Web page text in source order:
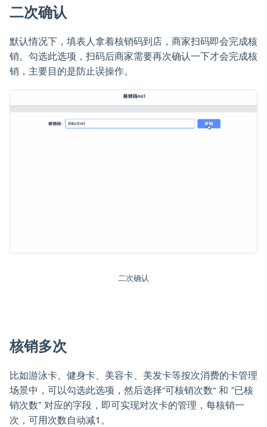
二次确认
默认情况下，填表人拿着核销码到店，商家扫码即会完成核
销。勾选此选项，扫码后商家需要再次确认一下才会完成核
销，主要目的是防止误操作。
二次确认
核销多次
比如游泳卡、健身卡、美容卡、美发卡等按次消费的卡管理
场景中，可以勾选此选项，然后选择“可核销次数“ 和 ”已核
销次数” 对应的字段，即可实现对次卡的管理，每核销一
次，可用次数自动减1。